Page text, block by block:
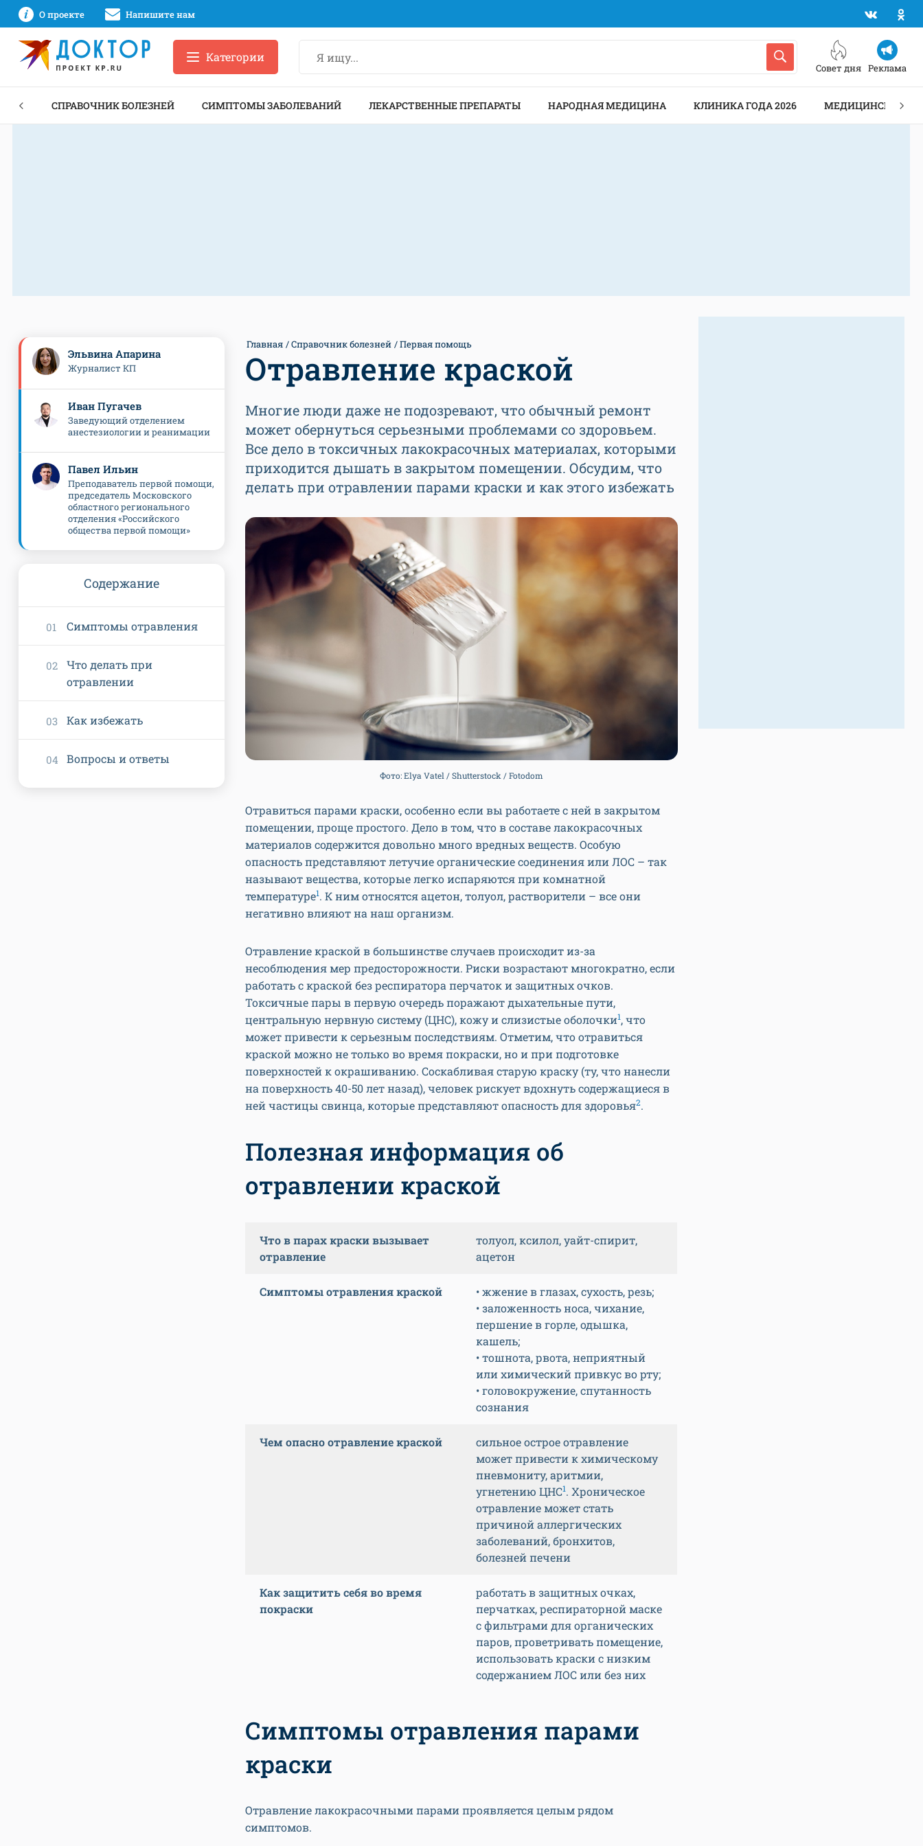
О проекте Напишите нам
Совет дня Реклама
Категории
СПРАВОЧНИК БОЛЕЗНЕЙ СИМПТОМЫ ЗАБОЛЕВАНИЙ ЛЕКАРСТВЕННЫЕ ПРЕПАРАТЫ НАРОДНАЯ МЕДИЦИНА КЛИНИКА ГОДА 2026 МЕДИЦИНСКИЕ
Главная Справочник болезней Первая помощь
Отравление краской
Многие люди даже не подозревают, что обычный ремонт
может обернуться серьезными проблемами со здоровьем.
Все дело в токсичных лакокрасочных материалах, которыми
приходится дышать в закрытом помещении. Обсудим, что
делать при отравлении парами краски и как этого избежать
Фото: Elya Vatel / Shutterstock / Fotodom
Отравиться парами краски, особенно если вы работаете с ней в закрытом
помещении, проще простого. Дело в том, что в составе лакокрасочных
материалов содержится довольно много вредных веществ. Особую
опасность представляют летучие органические соединения или ЛОС – так
называют вещества, которые легко испаряются при комнатной
температуре1. К ним относятся ацетон, толуол, растворители – все они
негативно влияют на наш организм.
Отравление краской в большинстве случаев происходит из-за
несоблюдения мер предосторожности. Риски возрастают многократно, если
работать с краской без респиратора перчаток и защитных очков.
Токсичные пары в первую очередь поражают дыхательные пути,
центральную нервную систему (ЦНС), кожу и слизистые оболочки1, что
может привести к серьезным последствиям. Отметим, что отравиться
краской можно не только во время покраски, но и при подготовке
поверхностей к окрашиванию. Соскабливая старую краску (ту, что нанесли
на поверхность 40-50 лет назад), человек рискует вдохнуть содержащиеся в
ней частицы свинца, которые представляют опасность для здоровья2.
Полезная информация об
отравлении краской
Что в парах краски вызывает
отравление
толуол, ксилол, уайт-спирит,
ацетон
Симптомы отравления краской
• жжение в глазах, сухость, резь;
• заложенность носа, чихание,
першение в горле, одышка,
кашель;
• тошнота, рвота, неприятный
или химический привкус во рту;
• головокружение, спутанность
сознания
Чем опасно отравление краской
сильное острое отравление
может привести к химическому
пневмониту, аритмии,
угнетению ЦНС1. Хроническое
отравление может стать
причиной аллергических
заболеваний, бронхитов,
болезней печени
Как защитить себя во время
покраски
работать в защитных очках,
перчатках, респираторной маске
с фильтрами для органических
паров, проветривать помещение,
использовать краски с низким
содержанием ЛОС или без них
Симптомы отравления парами
краски
Отравление лакокрасочными парами проявляется целым рядом
симптомов.
Эльвина Апарина
Журналист КП
Иван Пугачев
Заведующий отделением
анестезиологии и реанимации
Павел Ильин
Преподаватель первой помощи,
председатель Московского
областного регионального
отделения «Российского
общества первой помощи»
Содержание
Симптомы отравления
Что делать при
отравлении
Как избежать
Вопросы и ответы